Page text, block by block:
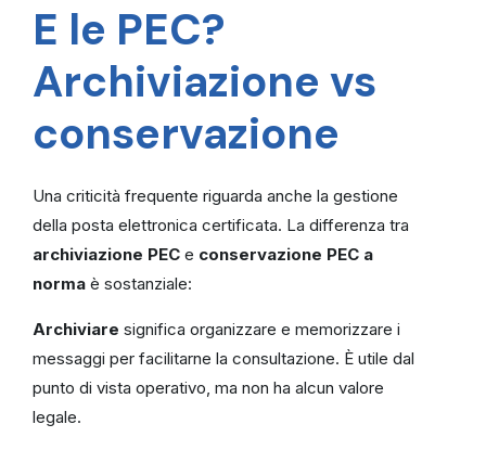
E le PEC?
Archiviazione vs
conservazione
Una criticità frequente riguarda anche la gestione
della posta elettronica certificata. La differenza tra
archiviazione PEC e conservazione PEC a
norma è sostanziale:
Archiviare significa organizzare e memorizzare i
messaggi per facilitarne la consultazione. È utile dal
punto di vista operativo, ma non ha alcun valore
legale.